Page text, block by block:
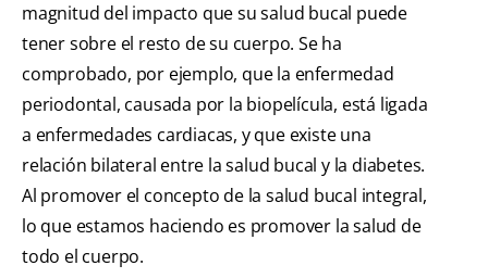
magnitud del impacto que su salud bucal puede
tener sobre el resto de su cuerpo. Se ha
comprobado, por ejemplo, que la enfermedad
periodontal, causada por la biopelícula, está ligada
a enfermedades cardiacas, y que existe una
relación bilateral entre la salud bucal y la diabetes.
Al promover el concepto de la salud bucal integral,
lo que estamos haciendo es promover la salud de
todo el cuerpo.